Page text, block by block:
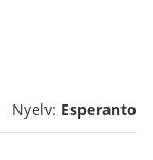
Nyelv: Esperanto